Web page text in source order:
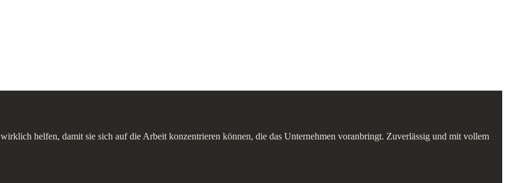
helfen, damit sie sich auf die Arbeit konzentrieren können, die das Unternehmen voranbringt. Zuverlässig und mit vollem